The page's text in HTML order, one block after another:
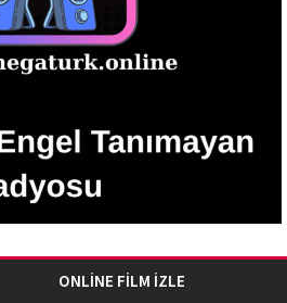
ONLİNE FİLM İZLE